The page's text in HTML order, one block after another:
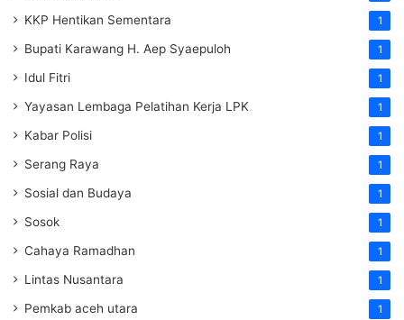
KKP Hentikan Sementara 1
Bupati Karawang H. Aep Syaepuloh 1
Idul Fitri 1
Yayasan Lembaga Pelatihan Kerja LPK 1
Kabar Polisi 1
Serang Raya 1
Sosial dan Budaya 1
Sosok 1
Cahaya Ramadhan 1
Lintas Nusantara 1
Pemkab aceh utara 1